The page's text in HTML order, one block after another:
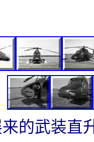
来的武装直